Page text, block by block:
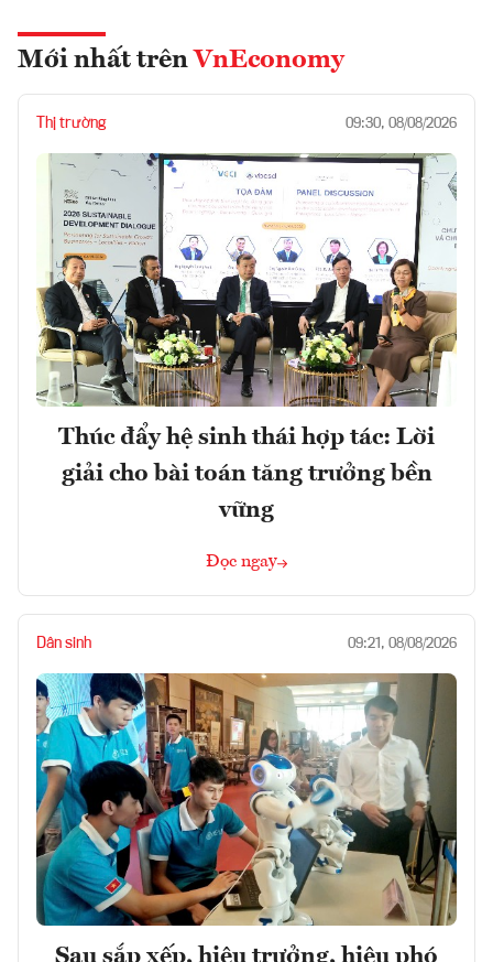
Mới nhất trên VnEconomy
Thị trường 09:30, 08/08/2026
Thúc đẩy hệ sinh thái hợp tác: Lời
giải cho bài toán tăng trưởng bền
vững
Đọc ngay
Dân sinh 09:21, 08/08/2026
Sau sắp xếp, hiệu trưởng, hiệu phó